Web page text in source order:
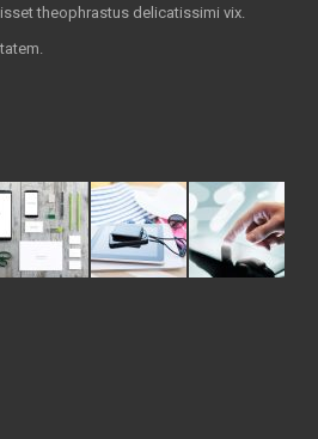
theophrastus delicatissimi vix.